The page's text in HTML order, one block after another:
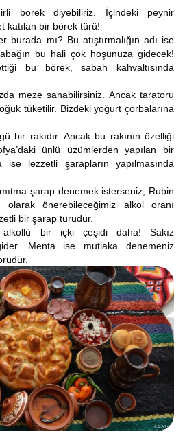
börek diyebiliriz. İçindeki peynir
katılan bir börek türü!
burada mı? Bu atıştırmalığın adı ise
bu hali çok hoşunuza gidecek!
bu börek, sabah kahvaltısında
meze sanabilirsiniz. Ancak taratoru
tüketilir. Bizdeki yoğurt çorbalarına
bir rakıdır. Ancak bu rakının özelliği
ünlü üzümlerden yapılan bir
lezzetli şarapların yapılmasında
şarap denemek isterseniz, Rubin
olarak önerebileceğimiz alkol oranı
bir şarap türüdür.
bir içki çeşidi daha! Sakız
Menta ise mutlaka denemeniz